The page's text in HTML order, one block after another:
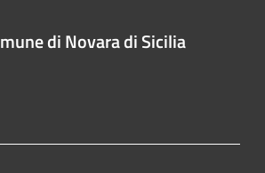
di Novara di Sicilia